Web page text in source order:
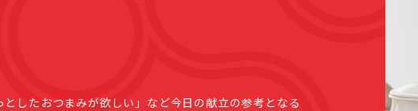
としたおつまみが欲しい」など今日の献立の参考となる